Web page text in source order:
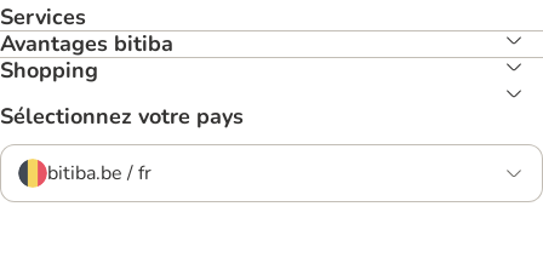
Services
Avantages bitiba
Shopping
Sélectionnez votre pays
bitiba.be / fr